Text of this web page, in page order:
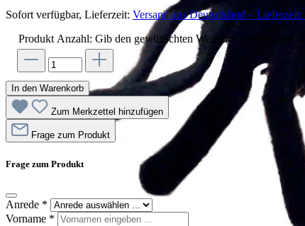
Sofort verfügbar, Lieferzeit: Versand aus Deutschland –
Produkt Anzahl: Gib den gewünschten Wert ein oder benutze
In den Warenkorb
Zum Merkzettel hinzufügen
Frage zum Produkt
Frage zum Produkt
Anrede *
Vorname *